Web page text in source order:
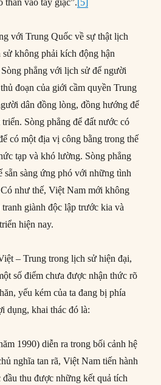
với Trung Quốc về sự thật lịch
không phải kích động hận
phẳng với lịch sử để người
đoạn của giới cầm quyền Trung
dân đồng lòng, đồng hướng để
Sòng phẳng để đất nước có
có một địa vị công bằng trong thế
tạp và khó lường. Sòng phẳng
sẵn sàng ứng phó với những tình
như thế, Việt Nam mới không
giành độc lập trước kia và
hiện nay.
– Trung trong lịch sử hiện đại,
số điểm chưa được nhận thức rõ
yếu kém của ta đang bị phía
dụng, khai thác đó là:
1990) diễn ra trong bối cảnh hệ
nghĩa tan rã, Việt Nam tiến hành
thu được những kết quả tích